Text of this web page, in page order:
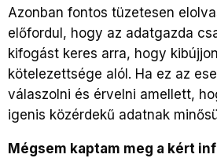
Azonban fontos tüzetesen
előfordul, hogy az adatgazda
kifogást keres arra, hogy
kötelezettsége alól. Ha ez az
válaszolni és érvelni amellett,
igenis közérdekű adatnak
Mégsem kaptam meg a kért